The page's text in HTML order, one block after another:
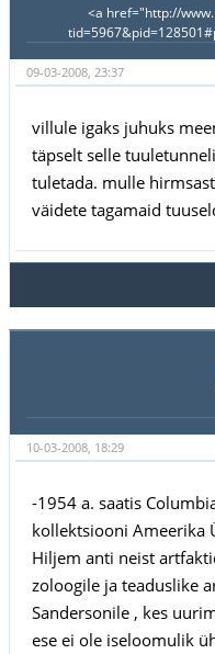
<a href="http://
09-03-2008, 23:37
villule igaks juhuks
täpselt selle
tuletada. mulle
väidete tagamaid
10-03-2008, 18:29
-1954 a. saatis
kollektsiooni Ameerika
Hiljem anti neist
zoloogile ja teaduslike
Sandersonile , kes
ese ei ole iseloomulik